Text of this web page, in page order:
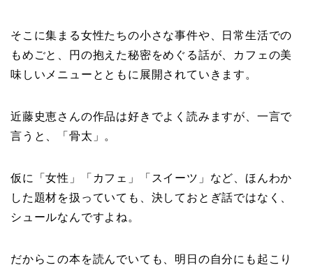
そこに集まる女性たちの小さな事件や、日常生活での
もめごと、円の抱えた秘密をめぐる話が、カフェの美
味しいメニューとともに展開されていきます。
近藤史恵さんの作品は好きでよく読みますが、一言で
言うと、「骨太」。
仮に「女性」「カフェ」「スイーツ」など、ほんわか
した題材を扱っていても、決しておとぎ話ではなく、
シュールなんですよね。
だからこの本を読んでいても、明日の自分にも起こり